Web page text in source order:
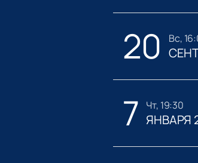
20 вс,
7 чт, 19:30
ЯНВАРЯ